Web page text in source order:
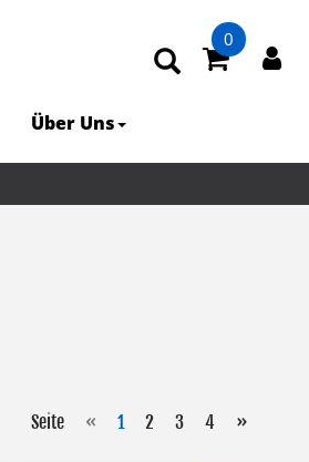
0
Über Uns
Seite « 1 2 3 4 »